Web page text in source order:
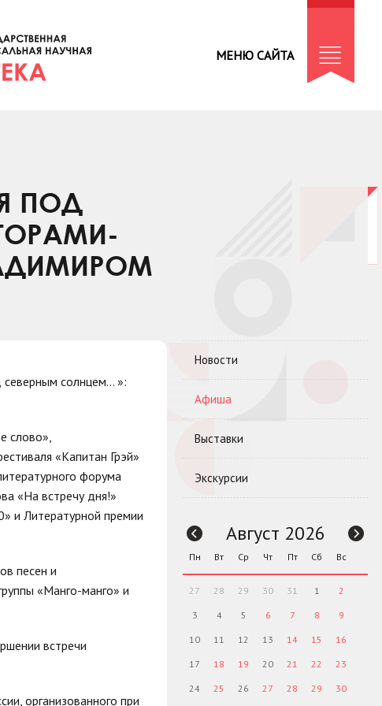
МЕНЮ САЙТА
ПОД
северным солнцем… »:
слово»,
«Капитан Грэй»
форума
«На встречу дня!»
и Литературной премии
песен и
«Манго-манго» и
встречи
организованного при
Новости
Афиша
Выставки
Экскурсии
Август 2026
Пн Вт Ср Чт Пт Сб Вс
27 28 29 30 31 1 2
3 4 5 6 7 8 9
10 11 12 13 14 15 16
17 18 19 20 21 22 23
24 25 26 27 28 29 30